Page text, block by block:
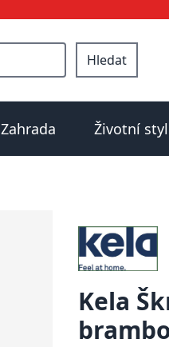
Hledat
Zahrada Životní styl
Kela